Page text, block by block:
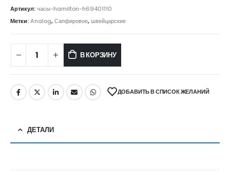
Артикул:часы-hamilton-h69401110
Метки:Analog,Сапфировое,швейцарские
В КОРЗИНУ
ДОБАВИТЬ В СПИСОК ЖЕЛАНИЙ
ДЕТАЛИ